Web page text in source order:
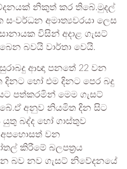
නිකුත් කර තිබේ.මුදල්
සංවර්ධන අමාත්‍යවරයා ලෙස
විසින් අදාළ ගැසට්
බවයි වාර්තා වෙයි.
ආඥා පනතේ 22 වන
හෝ එම දිනට පෙර බදු
පත්කරමින් මෙම ගැසට්
අනුව නියමිත දින සිට
බද්ද හෝ ගාස්තුව
වන
කිරීමේ බලපත්‍රය
බව නව ගැසට් නිවේදනයේ